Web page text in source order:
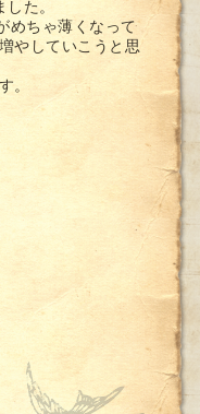
た。
めちゃ薄くなって
やしていこうと思
。